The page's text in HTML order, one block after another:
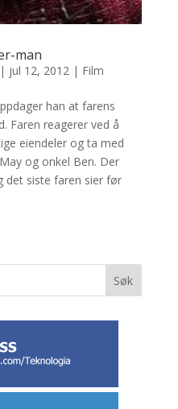
man
| jul 12, 2012| Film
han at farens
Faren reagerer ved å
eiendeler og ta med
og onkel Ben. Der
det siste faren sier før